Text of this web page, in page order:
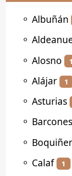
⚬ Albuñán
⚬
⚬ Alosno 1
⚬ Alájar 1
⚬ Asturias
⚬ Barcones
⚬
⚬ Calaf 1